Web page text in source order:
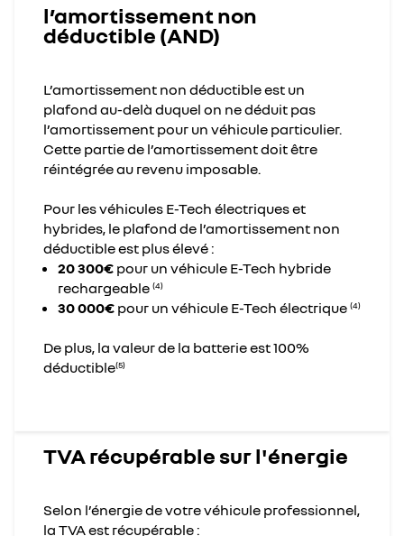
l’amortissement non
déductible (AND)
L’amortissement non déductible est un
plafond au-delà duquel on ne déduit pas
l’amortissement pour un véhicule particulier.
Cette partie de l’amortissement doit être
réintégrée au revenu imposable.
Pour les véhicules E-Tech électriques et
hybrides, le plafond de l’amortissement non
déductible est plus élevé :
20 300€ pour un véhicule E-Tech hybride
rechargeable (4)
30 000€ pour un véhicule E-Tech électrique (4)
De plus, la valeur de la batterie est 100%
déductible(5)
TVA récupérable sur l'énergie
Selon l’énergie de votre véhicule professionnel,
la TVA est récupérable :